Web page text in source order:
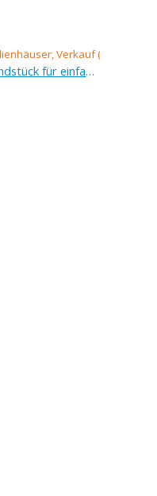
Verkauf (Angebot), grundstück für einfamilienhäuser, 1 600 m